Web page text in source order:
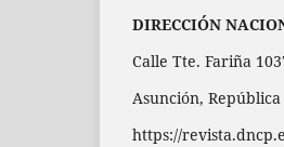
DIRECCIÓN
Calle Tte. Fariña
Asunción,
https://